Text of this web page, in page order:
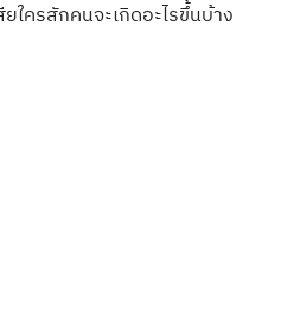
ใครสักคนจะเกิดอะไรขึ้นบ้าง